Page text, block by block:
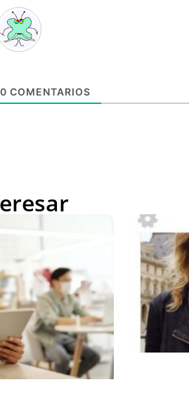
0 COMENTARIOS